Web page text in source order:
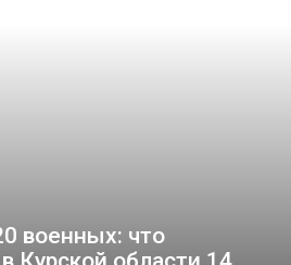
военных: что